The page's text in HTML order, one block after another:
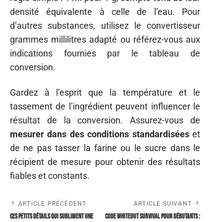
densité équivalente à celle de l’eau. Pour
d’autres substances, utilisez le convertisseur
grammes millilitres adapté ou référez-vous aux
indications fournies par le tableau de
conversion.
Gardez à l’esprit que la température et le
tassement de l’ingrédient peuvent influencer le
résultat de la conversion. Assurez-vous de
mesurer dans des conditions standardiséeset
de ne pas tasser la farine ou le sucre dans le
récipient de mesure pour obtenir des résultats
fiables et constants.
ARTICLE PRÉCÉDENT
Ces petits détails qui subliment une
ARTICLE SUIVANT
Code Whiteout Survival pour débutants :